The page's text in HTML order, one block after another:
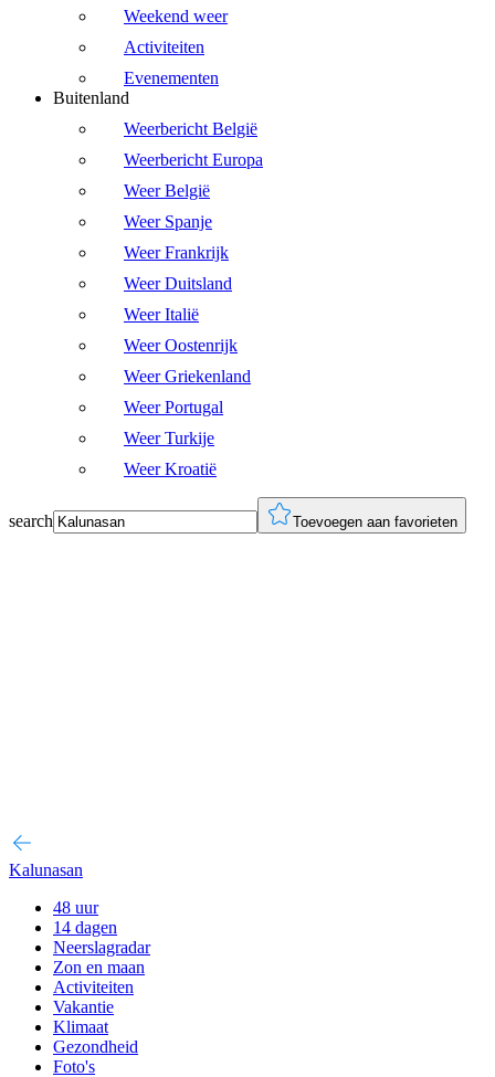
Weekend weer
Activiteiten
Evenementen
Buitenland
Weerbericht België
Weerbericht Europa
Weer België
Weer Spanje
Weer Frankrijk
Weer Duitsland
Weer Italië
Weer Oostenrijk
Weer Griekenland
Weer Portugal
Weer Turkije
Weer Kroatië
search Toevoegen aan favorieten
Kalunasan
48 uur
14 dagen
Neerslagradar
Zon en maan
Activiteiten
Vakantie
Klimaat
Gezondheid
Foto's